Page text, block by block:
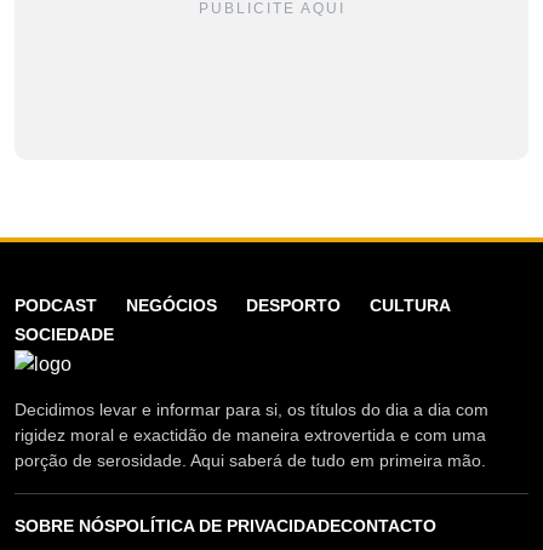
PUBLICITE AQUI
PODCAST NEGÓCIOS DESPORTO
CULTURA
SOCIEDADE
Decidimos levar e informar para si, os títulos do dia a dia com
rigidez moral e exactidão de maneira extrovertida e com uma
porção de serosidade. Aqui saberá de tudo em primeira mão.
SOBRE NÓSPOLÍTICA DE PRIVACIDADECONTACTO